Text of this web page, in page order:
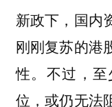
新政下，国内
刚刚复苏的港
性。不过，
位，或仍无法